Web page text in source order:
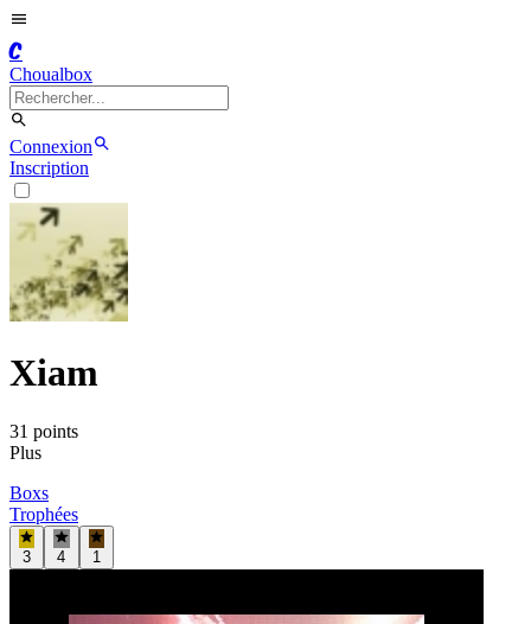
C
Choualbox
Connexion
Inscription
Xiam
31 points
Plus
Boxs
Trophées
3 4 1